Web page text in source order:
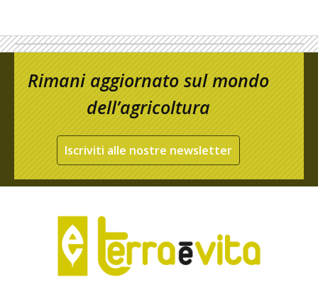
Rimani aggiornato sul mondo
dell’agricoltura
Iscriviti alle nostre newsletter